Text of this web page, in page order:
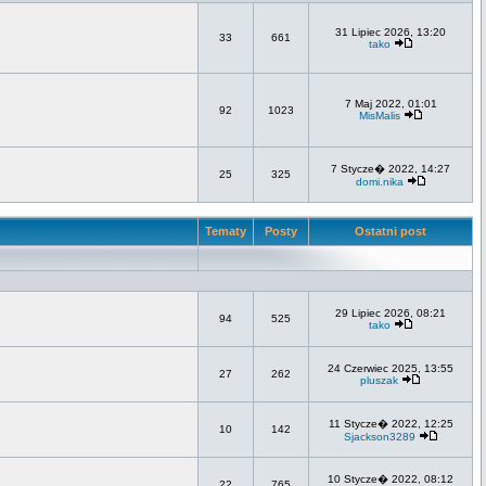
33 661
31 Lipiec 2026, 13:20
tako
92 1023
7 Maj 2022, 01:01
MisMalis
25 325
7 Stycze� 2022, 14:27
domi.nika
Tematy Posty Ostatni post
94 525
29 Lipiec 2026, 08:21
tako
27 262
24 Czerwiec 2025, 13:55
pluszak
10 142
11 Stycze� 2022, 12:25
Sjackson3289
10 Stycze� 2022, 08:12